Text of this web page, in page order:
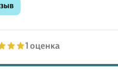
1 оценка